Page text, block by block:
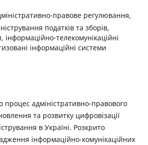
правове регулювання,
податків та зборів,
інформаційно-телекомунікаційні
інформаційні системи
процес адміністративно-правового
та розвитку цифровізації
в Україні. Розкрито
інформаційно-комунікаційних